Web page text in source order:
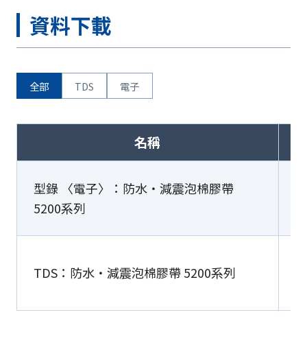
資料下載
全部 TDS 電子
名稱
型錄 〈電子〉：防水・減震泡棉膠帶
5200系列
TDS：防水・減震泡棉膠帶 5200系列